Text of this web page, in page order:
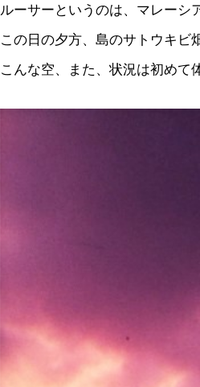
ルーサーというのは、マレーシ
この日の夕方、島のサトウキビ
こんな空、また、状況は初めて